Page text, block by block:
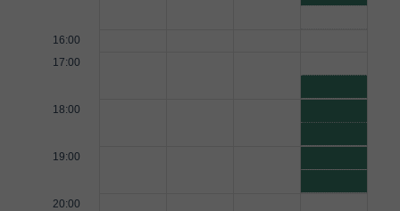
16:00
17:00
18:00
19:00
20:00